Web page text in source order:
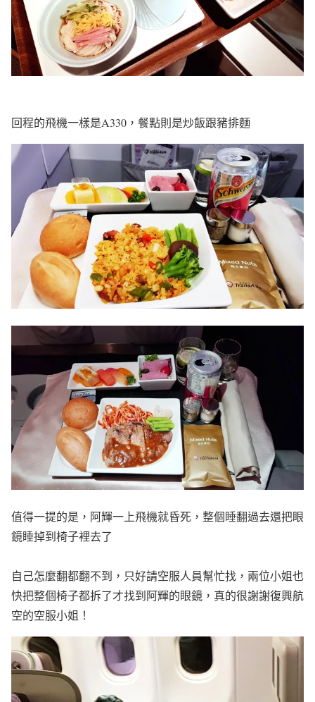
回程的飛機一樣是A330，餐點則是炒飯跟豬排麵
值得一提的是，阿輝一上飛機就昏死，整個睡翻過去還把眼
鏡睡掉到椅子裡去了
自己怎麼翻都翻不到，只好請空服人員幫忙找，兩位小姐也
快把整個椅子都拆了才找到阿輝的眼鏡，真的很謝謝復興航
空的空服小姐！